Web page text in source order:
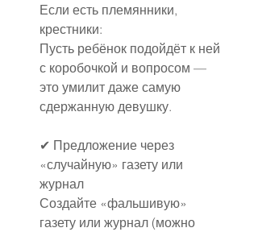
Если есть племянники,
крестники:
Пусть ребёнок подойдёт к ней
с коробочкой и вопросом —
это умилит даже самую
сдержанную девушку.
✔ Предложение через
«случайную» газету или
журнал
Создайте «фальшивую»
газету или журнал (можно